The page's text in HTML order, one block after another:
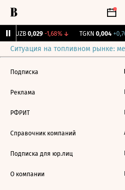
KUZB 0,029 -1,68%↓ TGKN 0,004
Ситуация на топливном рынке:
Подписка
Реклама
РФРИТ
Справочник компаний
Подписка для юр.лиц
О компании